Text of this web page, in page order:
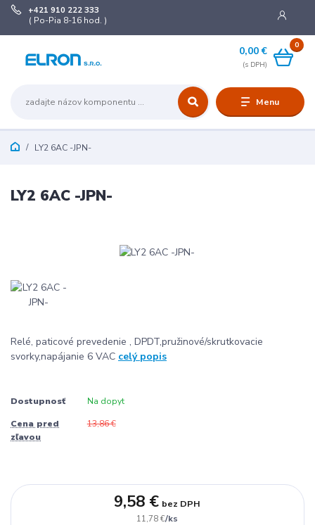
Menu
+421 910 222 333
( Po-Pia 8-16 hod. )
0
0,00 €
LY2 6AC -JPN-
LY2 6AC -JPN-
Relé, paticové prevedenie , DPDT,pružinové/skrutkovacie
svorky,napájanie 6 VAC celý popis
Dostupnosť Na dopyt
Cena pred
zľavou
13,86 €
11,78 €/ks
9,58 € bez DPH